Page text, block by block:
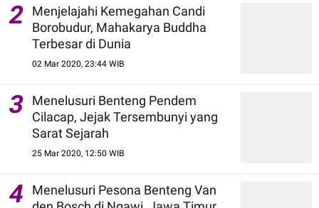
2
Menjelajahi Kemegahan Candi
Borobudur, Mahakarya Buddha
Terbesar di Dunia
02 Mar 2020, 23:44 WIB
3
Menelusuri Benteng Pendem
Cilacap, Jejak Tersembunyi yang
Sarat Sejarah
25 Mar 2020, 12:50 WIB
4
Menelusuri Pesona Benteng Van